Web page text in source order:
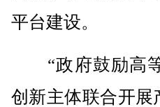
平台建设。
“政府鼓励高等
创新主体联合开展